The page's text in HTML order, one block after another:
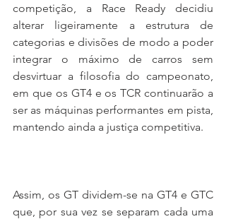
competição, a Race Ready decidiu
alterar ligeiramente a estrutura de
categorias e divisões de modo a poder
integrar o máximo de carros sem
desvirtuar a filosofia do campeonato,
em que os GT4 e os TCR continuarão a
ser as máquinas performantes em pista,
mantendo ainda a justiça competitiva.
Assim, os GT dividem-se na GT4 e GTC
que, por sua vez se separam cada uma